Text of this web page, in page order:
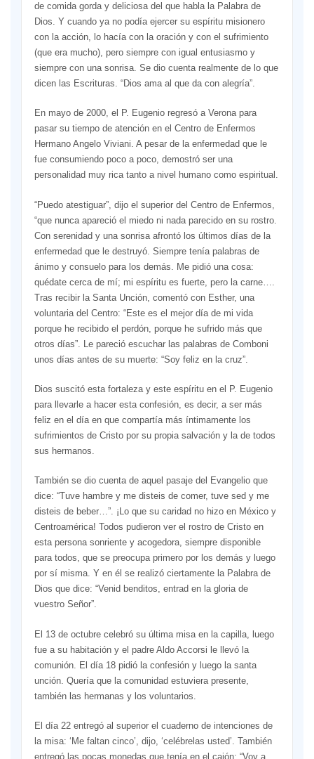
de comida gorda y deliciosa del que habla la Palabra de
Dios. Y cuando ya no podía ejercer su espíritu misionero
con la acción, lo hacía con la oración y con el sufrimiento
(que era mucho), pero siempre con igual entusiasmo y
siempre con una sonrisa. Se dio cuenta realmente de lo que
dicen las Escrituras. “Dios ama al que da con alegría”.
En mayo de 2000, el P. Eugenio regresó a Verona para
pasar su tiempo de atención en el Centro de Enfermos
Hermano Angelo Viviani. A pesar de la enfermedad que le
fue consumiendo poco a poco, demostró ser una
personalidad muy rica tanto a nivel humano como espiritual.
“Puedo atestiguar”, dijo el superior del Centro de Enfermos,
“que nunca apareció el miedo ni nada parecido en su rostro.
Con serenidad y una sonrisa afrontó los últimos días de la
enfermedad que le destruyó. Siempre tenía palabras de
ánimo y consuelo para los demás. Me pidió una cosa:
quédate cerca de mí; mi espíritu es fuerte, pero la carne….
Tras recibir la Santa Unción, comentó con Esther, una
voluntaria del Centro: “Este es el mejor día de mi vida
porque he recibido el perdón, porque he sufrido más que
otros días”. Le pareció escuchar las palabras de Comboni
unos días antes de su muerte: “Soy feliz en la cruz”.
Dios suscitó esta fortaleza y este espíritu en el P. Eugenio
para llevarle a hacer esta confesión, es decir, a ser más
feliz en el día en que compartía más íntimamente los
sufrimientos de Cristo por su propia salvación y la de todos
sus hermanos.
También se dio cuenta de aquel pasaje del Evangelio que
dice: “Tuve hambre y me disteis de comer, tuve sed y me
disteis de beber…”. ¡Lo que su caridad no hizo en México y
Centroamérica! Todos pudieron ver el rostro de Cristo en
esta persona sonriente y acogedora, siempre disponible
para todos, que se preocupa primero por los demás y luego
por sí misma. Y en él se realizó ciertamente la Palabra de
Dios que dice: “Venid benditos, entrad en la gloria de
vuestro Señor”.
El 13 de octubre celebró su última misa en la capilla, luego
fue a su habitación y el padre Aldo Accorsi le llevó la
comunión. El día 18 pidió la confesión y luego la santa
unción. Quería que la comunidad estuviera presente,
también las hermanas y los voluntarios.
El día 22 entregó al superior el cuaderno de intenciones de
la misa: ‘Me faltan cinco’, dijo, ‘celébrelas usted’. También
entregó las pocas monedas que tenía en el cajón: “Voy a